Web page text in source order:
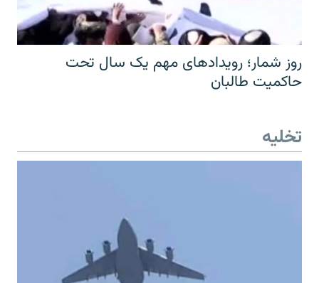
روز شمار؛ رویدادهای مهم یک سال تحت
حاکمیت طالبان
تخلیه